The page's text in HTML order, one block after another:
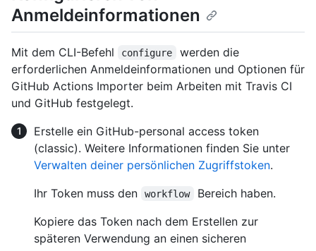
Anmeldeinformationen
Mit dem CLI-Befehl configure
werden die
erforderlichen Anmeldeinformationen und Optionen für
GitHub Actions Importer beim Arbeiten mit Travis CI
und GitHub festgelegt.
Erstelle ein GitHub-personal access token
(classic). Weitere Informationen finden Sie unter
Verwalten deiner persönlichen Zugriffstoken.
Ihr Token muss den
workflow
Bereich haben.
Kopiere das Token nach dem Erstellen zur
späteren Verwendung an einen sicheren